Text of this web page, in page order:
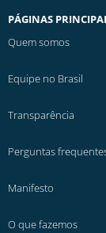
PÁGINAS
Quem somos
Equipe no Brasil
Transparência
Perguntas
Manifesto
O que fazemos